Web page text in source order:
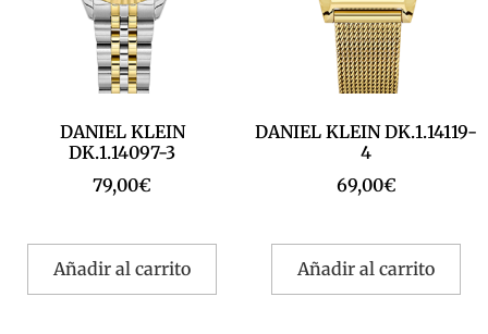
DANIEL KLEIN
DK.1.14097-3
79,00€
Añadir al carrito
DANIEL KLEIN DK.1.14119-
4
69,00€
Añadir al carrito